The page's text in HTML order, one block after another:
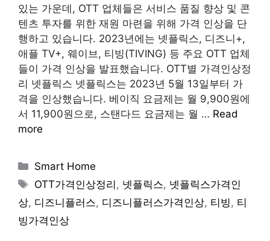
있는 가운데, OTT 업체들은 서비스 품질 향상 및 콘
텐츠 투자를 위한 재원 마련을 위해 가격 인상을 단
행하고 있습니다. 2023년에는 넷플릭스, 디즈니+,
애플 TV+, 웨이브, 티빙(TIVING) 등 주요 OTT 업체
들이 가격 인상을 발표했습니다. OTT별 가격인상정
리 넷플릭스 넷플릭스는 2023년 5월 13일부터 가
격을 인상했습니다. 베이직 요금제는 월 9,900원에
서 11,900원으로, 스탠다드 요금제는 월 … Read
more
Categories
Smart Home
Tags
OTT가격인상정리 , 넷플릭스, 넷플릭스가격인
상, 디즈니플러스, 디즈니플러스가격인상, 티빙 , 티
빙가격인상